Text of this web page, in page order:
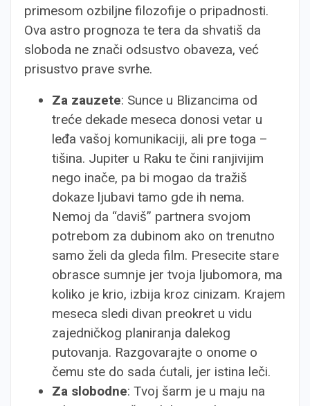
primesom ozbiljne filozofije o pripadnosti.
Ova astro prognoza te tera da shvatiš da
sloboda ne znači odsustvo obaveza, već
prisustvo prave svrhe.
Za zauzete: Sunce u Blizancima od
treće dekade meseca donosi vetar u
leđa vašoj komunikaciji, ali pre toga –
tišina. Jupiter u Raku te čini ranjivijim
nego inače, pa bi mogao da tražiš
dokaze ljubavi tamo gde ih nema.
Nemoj da “daviš” partnera svojom
potrebom za dubinom ako on trenutno
samo želi da gleda film. Presecite stare
obrasce sumnje jer tvoja ljubomora, ma
koliko je krio, izbija kroz cinizam. Krajem
meseca sledi divan preokret u vidu
zajedničkog planiranja dalekog
putovanja. Razgovarajte o onome o
čemu ste do sada ćutali, jer istina leči.
Za slobodne: Tvoj šarm je u maju na